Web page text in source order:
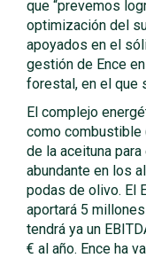
que “prevemos
optimización del
apoyados en el
gestión de Ence
forestal, en el que
El complejo
como combustible
de la aceituna
abundante en los
podas de olivo. El
aportará 5
tendrá ya un
€ al año. Ence ha